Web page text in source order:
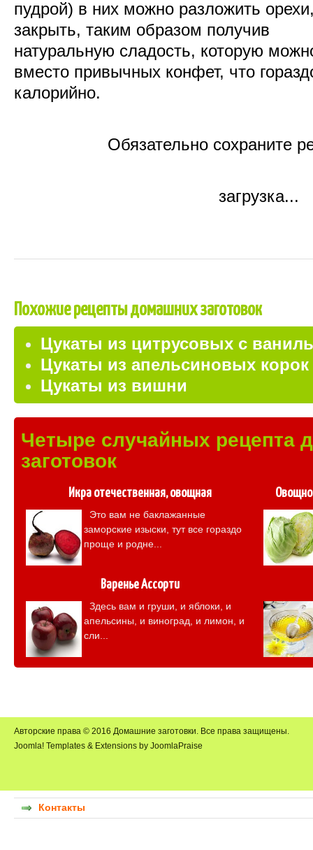
пудрой) в них можно разложить орехи
закрыть, таким образом получив
натуральную сладость, которую
вместо привычных конфет, что
калорийно.
Обязательно сохраните
загрузка...
Похожие рецепты домашних заготовок
Цукаты из цитрусовых с
Цукаты из апельсиновых корок
Цукаты из вишни
Четыре случайных рецепта
заготовок
Икра отечественная, овощная
Это вам не баклажанные
заморские изыски, тут все гораздо
проще и родне...
Варенье Ассорти
Здесь вам и груши, и яблоки, и
апельсины, и виноград, и лимон, и
сли...
Авторские права © 2016 Домашние заготовки. Все права защищены.
Joomla! Templates & Extensions by JoomlaPraise
Контакты